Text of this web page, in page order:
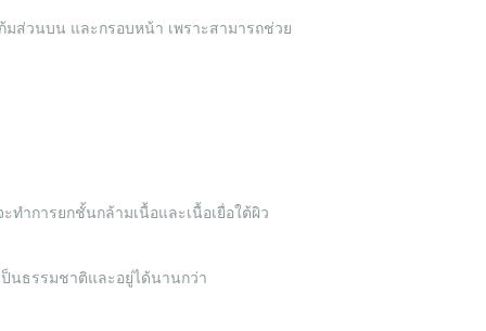
ส่วนบน และกรอบหน้า เพราะสามารถช่วย
ำการยกชั้นกล้ามเนื้อและเนื้อเยื่อใต้ผิว
ป็นธรรมชาติและอยู่ได้นานกว่า